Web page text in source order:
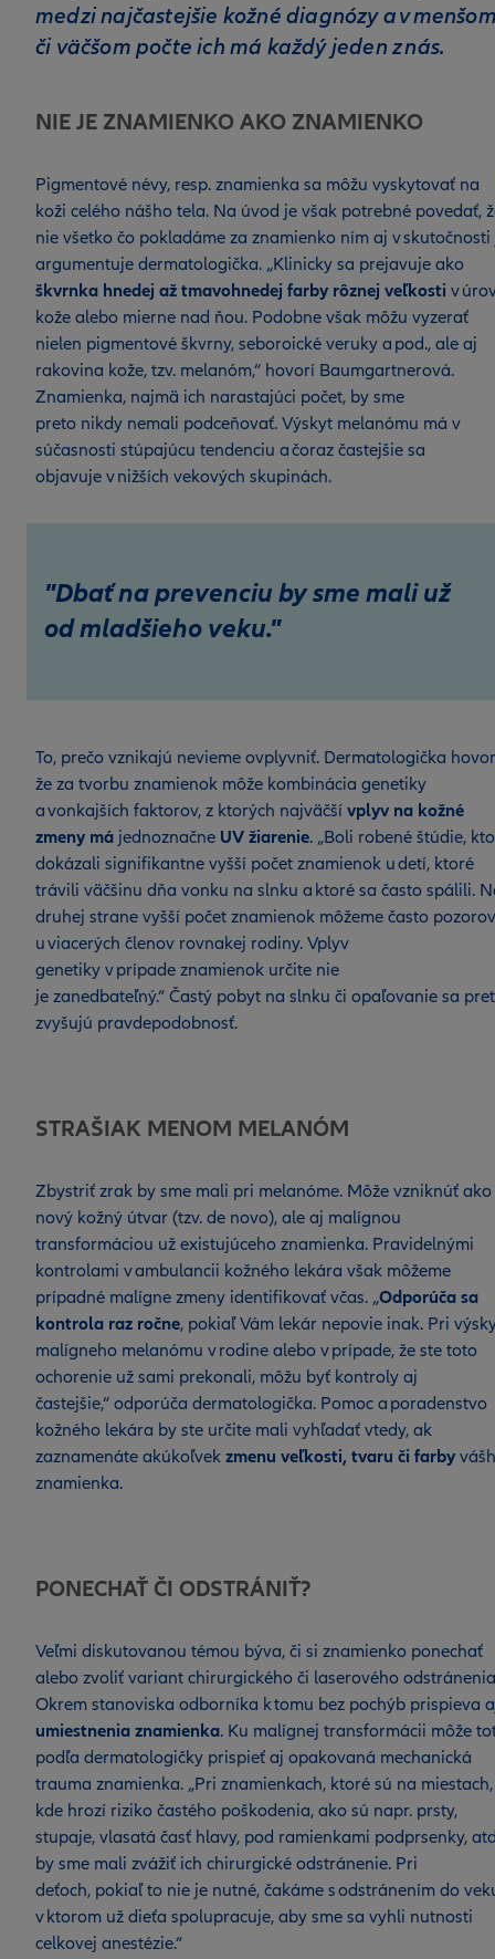
medzi najčastejšie kožné diagnózy a v
či väčšom počte ich má každý jeden z nás.
NIE JE ZNAMIENKO AKO ZNAMIENKO
Pigmentové névy, resp. znamienka sa môžu vyskytovať na
koži celého nášho tela. Na úvod je však potrebné povedať,
nie všetko čo pokladáme za znamienko ním aj v skutočnosti
argumentuje dermatologička. „Klinicky sa prejavuje ako
škvrnka hnedej až tmavohnedej farby rôznej veľkosti v
kože alebo mierne nad ňou. Podobne však môžu vyzerať
nielen pigmentové škvrny, seboroické veruky a pod., ale aj
rakovina kože, tzv. melanóm,“ hovorí Baumgartnerová.
Znamienka, najmä ich narastajúci počet, by sme
preto nikdy nemali podceňovať. Výskyt melanómu má v
súčasnosti stúpajúcu tendenciu a čoraz častejšie sa
objavuje v nižších vekových skupinách.
"Dbať na prevenciu by sme mali už
od mladšieho veku."
To, prečo vznikajú nevieme ovplyvniť. Dermatologička
že za tvorbu znamienok môže kombinácia genetiky
a vonkajších faktorov, z ktorých najväčší vplyv na kožné
zmeny má jednoznačne UV žiarenie. „Boli robené štúdie,
dokázali signifikantne vyšší počet znamienok u detí, ktoré
trávili väčšinu dňa vonku na slnku a ktoré sa často spálili.
druhej strane vyšší počet znamienok môžeme často
u viacerých členov rovnakej rodiny. Vplyv
genetiky v prípade znamienok určite nie
je zanedbateľný.“ Častý pobyt na slnku či opaľovanie sa
zvyšujú pravdepodobnosť.
STRAŠIAK MENOM MELANÓM
Zbystriť zrak by sme mali pri melanóme. Môže vzniknúť ako
nový kožný útvar (tzv. de novo), ale aj malígnou
transformáciou už existujúceho znamienka. Pravidelnými
kontrolami v ambulancii kožného lekára však môžeme
prípadné malígne zmeny identifikovať včas. „Odporúča sa
kontrola raz ročne, pokiaľ Vám lekár nepovie inak. Pri
malígneho melanómu v rodine alebo v prípade, že ste toto
ochorenie už sami prekonali, môžu byť kontroly aj
častejšie,“ odporúča dermatologička. Pomoc a poradenstvo
kožného lekára by ste určite mali vyhľadať vtedy, ak
zaznamenáte akúkoľvek zmenu veľkosti, tvaru či farby
znamienka.
PONECHAŤ ČI ODSTRÁNIŤ?
Veľmi diskutovanou témou býva, či si znamienko ponechať
alebo zvoliť variant chirurgického či laserového
Okrem stanoviska odborníka k tomu bez pochýb prispieva
umiestnenia znamienka. Ku malígnej transformácii môže
podľa dermatologičky prispieť aj opakovaná mechanická
trauma znamienka. „Pri znamienkach, ktoré sú na miestach,
kde hrozí riziko častého poškodenia, ako sú napr. prsty,
stupaje, vlasatá časť hlavy, pod ramienkami podprsenky,
by sme mali zvážiť ich chirurgické odstránenie. Pri
deťoch, pokiaľ to nie je nutné, čakáme s odstránením do
v ktorom už dieťa spolupracuje, aby sme sa vyhli nutnosti
celkovej anestézie.“